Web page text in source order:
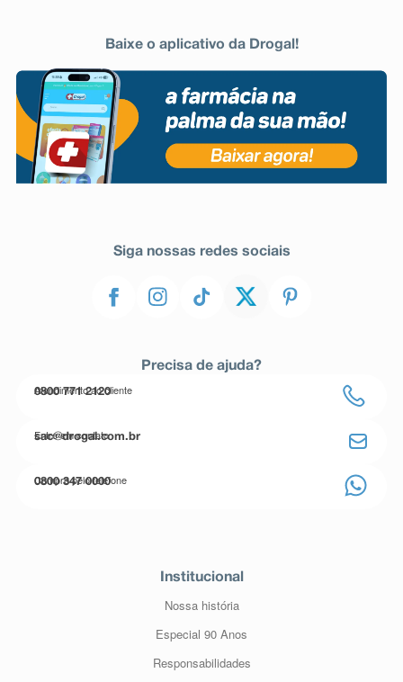
Baixe o aplicativo da Drogal!
Siga nossas redes sociais
Precisa de ajuda?
Atendimento ao cliente
0800 771 2120
Entre em contato
sac@drogal.com.br
Compre pelo telefone
0800 347 0000
Institucional
Nossa história
Especial 90 Anos
Responsabilidades